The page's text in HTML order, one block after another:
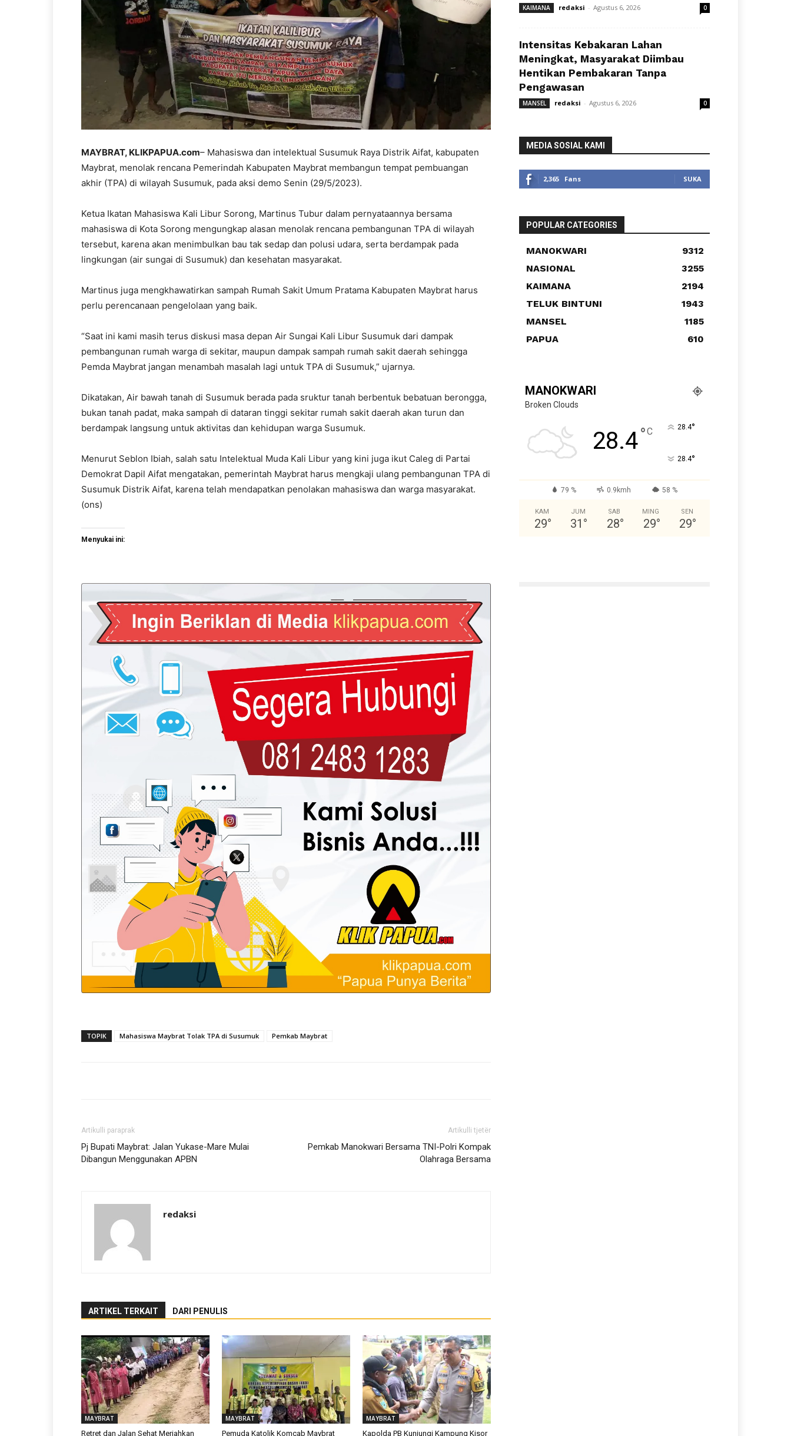
MAYBRAT, KLIKPAPUA.com– Mahasiswa dan intelektual Susumuk Raya Distrik Aifat, kabupaten
Maybrat, menolak rencana Pemerindah Kabupaten Maybrat membangun tempat pembuangan
akhir (TPA) di wilayah Susumuk, pada aksi demo Senin (29/5/2023).
Ketua Ikatan Mahasiswa Kali Libur Sorong, Martinus Tubur dalam pernyataannya bersama
mahasiswa di Kota Sorong mengungkap alasan menolak rencana pembangunan TPA di wilayah
tersebut, karena akan menimbulkan bau tak sedap dan polusi udara, serta berdampak pada
lingkungan (air sungai di Susumuk) dan kesehatan masyarakat.
Martinus juga mengkhawatirkan sampah Rumah Sakit Umum Pratama Kabupaten Maybrat harus
perlu perencanaan pengelolaan yang baik.
“Saat ini kami masih terus diskusi masa depan Air Sungai Kali Libur Susumuk dari dampak
pembangunan rumah warga di sekitar, maupun dampak sampah rumah sakit daerah sehingga
Pemda Maybrat jangan menambah masalah lagi untuk TPA di Susumuk,” ujarnya.
Dikatakan, Air bawah tanah di Susumuk berada pada sruktur tanah berbentuk bebatuan berongga,
bukan tanah padat, maka sampah di dataran tinggi sekitar rumah sakit daerah akan turun dan
berdampak langsung untuk aktivitas dan kehidupan warga Susumuk.
Menurut Seblon Ibiah, salah satu Intelektual Muda Kali Libur yang kini juga ikut Caleg di Partai
Demokrat Dapil Aifat mengatakan, pemerintah Maybrat harus mengkaji ulang pembangunan TPA di
Susumuk Distrik Aifat, karena telah mendapatkan penolakan mahasiswa dan warga masyarakat.
(ons)
Menyukai ini:
TOPIK Mahasiswa Maybrat Tolak TPA di Susumuk Pemkab Maybrat
Artikulli paraprak
Pj Bupati Maybrat: Jalan Yukase-Mare Mulai
Dibangun Menggunakan APBN
Artikulli tjetër
Pemkab Manokwari Bersama TNI-Polri Kompak
Olahraga Bersama
redaksi
ARTIKEL TERKAIT DARI PENULIS
MAYBRAT
Retret dan Jalan Sehat Meriahkan
MAYBRAT
Pemuda Katolik Komcab Maybrat
MAYBRAT
Kapolda PB Kunjungi Kampung Kisor
KAIMANA redaksi - Agustus 6, 2026 0
Intensitas Kebakaran Lahan
Meningkat, Masyarakat Diimbau
Hentikan Pembakaran Tanpa
Pengawasan
MANSEL redaksi - Agustus 6, 2026 0
MEDIA SOSIAL KAMI
2,365 Fans SUKA
POPULAR CATEGORIES
MANOKWARI
9312
NASIONAL
3255
KAIMANA
2194
TELUK BINTUNI
1943
MANSEL
1185
PAPUA
610
MANOKWARI
Broken Clouds
28.4°C 28.4°
28.4°
79 % 0.9kmh 58 %
KAM
29°
JUM
31 °
SAB
28°
MING
29°
SEN
29°